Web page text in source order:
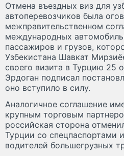
Отмена въездных виз для
автоперевозчиков была
межправительственном
международных
пассажиров и грузов,
Узбекистана Шавкат
своего визита в Турцию 25
Эрдоган подписал
оно вступило в силу.
Аналогичное соглашение
крупным торговым
российская сторона
Турции со спецпаспортами
водителей большегрузных